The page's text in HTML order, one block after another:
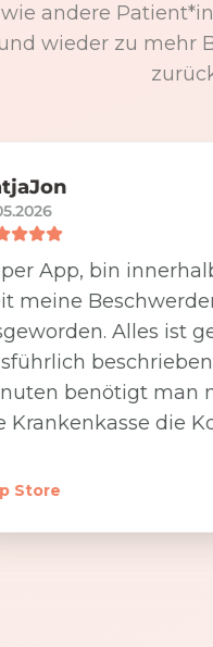
andere
wieder zu mehr
App, bin
meine
Alles ist
benötigt man
Krankenkasse die
Store